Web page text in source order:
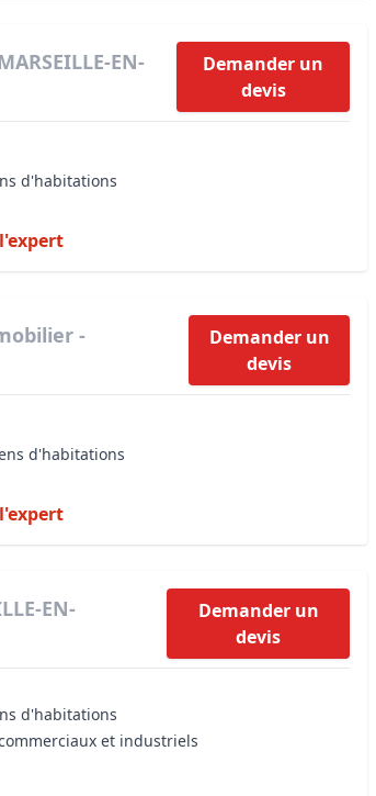
EN-
Demander un
devis
d'habitations
-
Demander un
devis
d'habitations
EN-
Demander un
devis
d'habitations
et industriels